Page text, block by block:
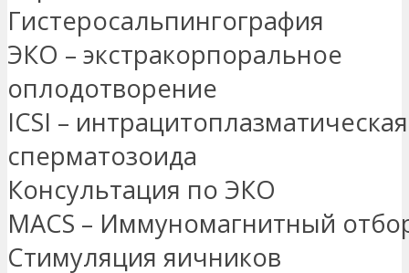
Гистеросальпингография
ЭКО – экстракорпоральное
оплодотворение
ICSI –
сперматозоида
Консультация по ЭКО
MACS – Иммуномагнитный
Стимуляция яичников